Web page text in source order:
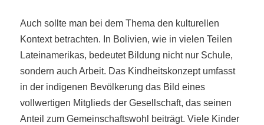
Auch sollte man bei dem Thema den kulturellen
Kontext betrachten. In Bolivien, wie in vielen Teilen
Lateinamerikas, bedeutet Bildung nicht nur Schule,
sondern auch Arbeit. Das Kindheitskonzept umfasst
in der indigenen Bevölkerung das Bild eines
vollwertigen Mitglieds der Gesellschaft, das seinen
Anteil zum Gemeinschaftswohl beiträgt. Viele Kinder